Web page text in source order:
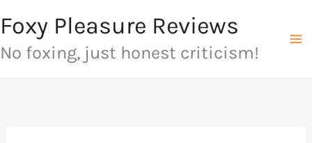
au
contenu
Foxy Pleasure Reviews
No foxing, just honest criticism!